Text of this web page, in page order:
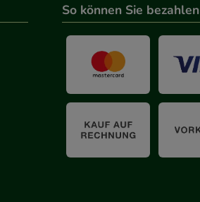
So können Sie bezahlen